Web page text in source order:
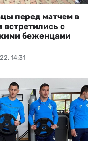
14:31
перед матчем в
с
беженцами